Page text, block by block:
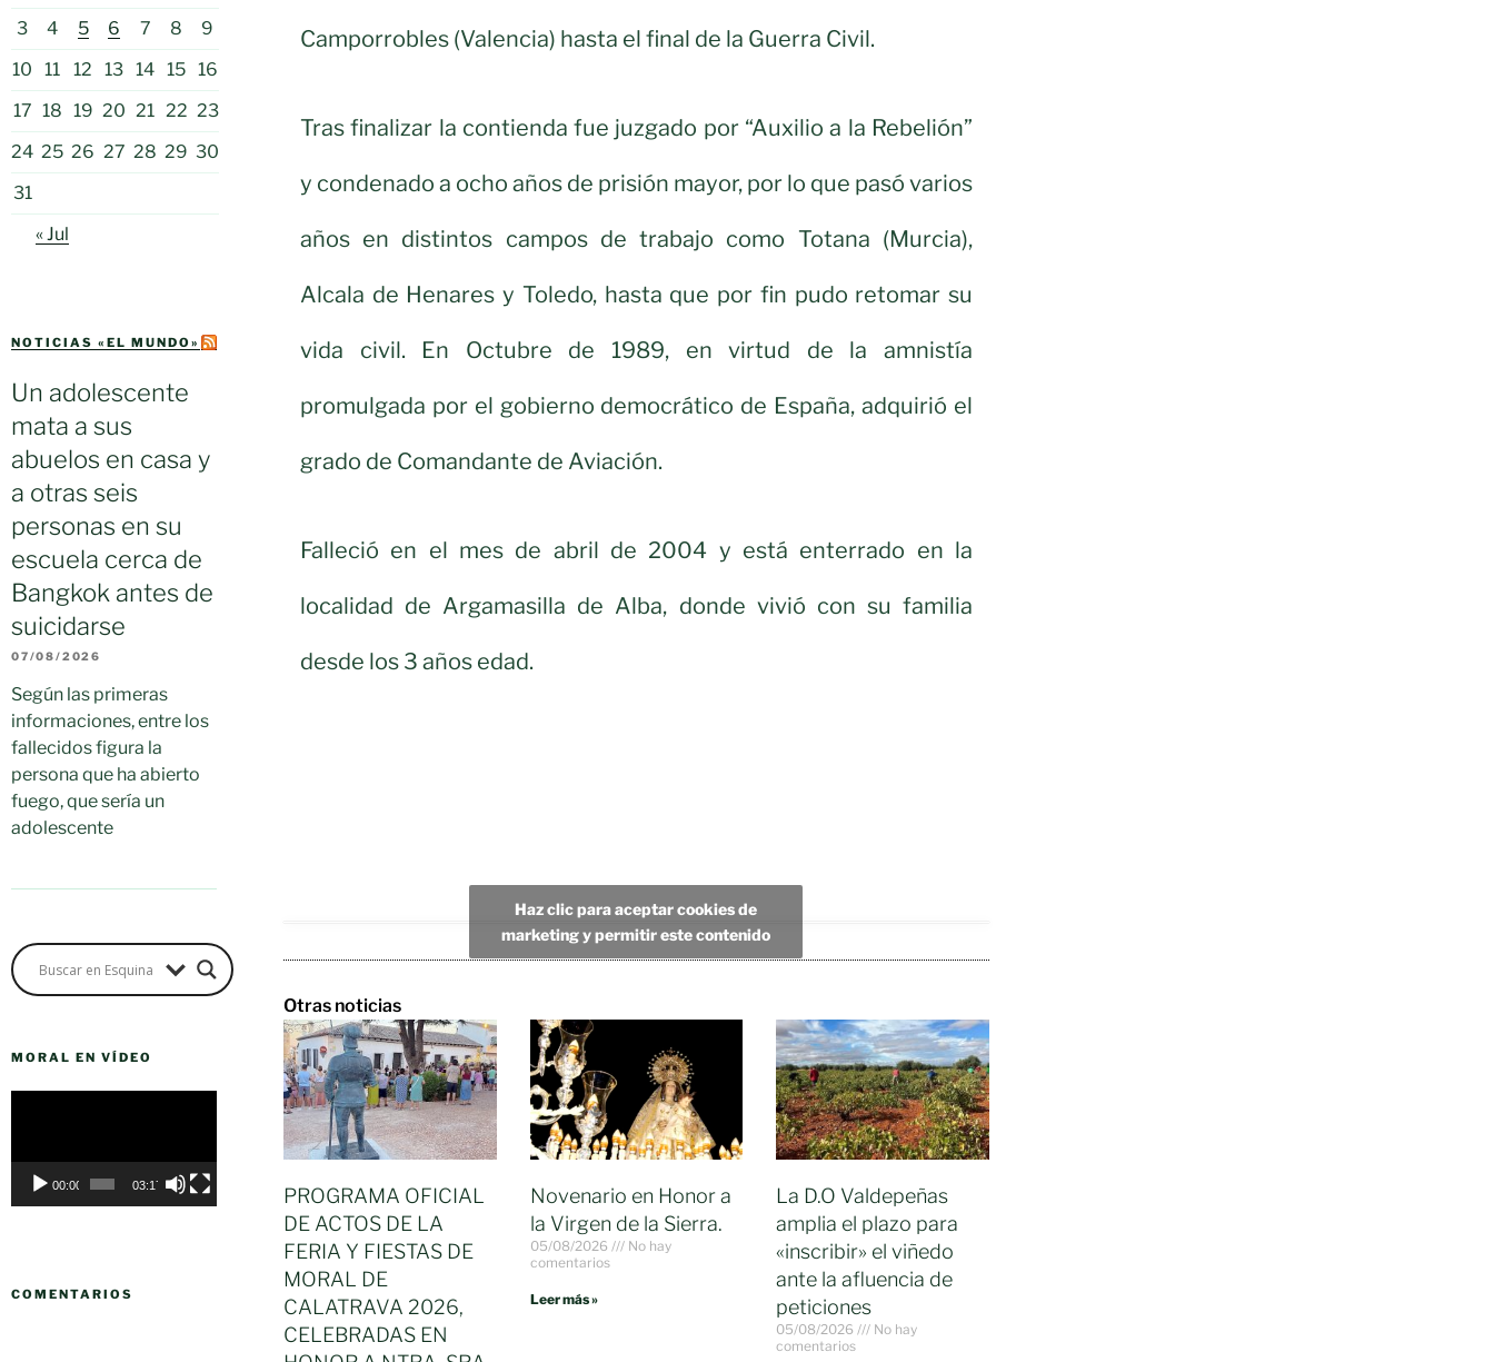
3
4 5 6 7 8
9
10
11 12 13 14 15 16
17 18 19 20 21 22 23
24 25 26 27 28 29 30
31
« Jul
NOTICIAS «EL MUNDO»
Un adolescente
mata a sus
abuelos en casa y
a otras seis
personas en su
escuela cerca de
Bangkok antes de
suicidarse
07/08/2026
Según las primeras
informaciones, entre los
fallecidos figura la
persona que ha abierto
fuego, que sería un
adolescente
MORAL EN VÍDEO
00:00 03:17
COMENTARIOS
Camporrobles (Valencia) hasta el final de la Guerra Civil.
Tras finalizar la contienda fue juzgado por “Auxilio a la Rebelión”
y condenado a ocho años de prisión mayor, por lo que pasó varios
años en distintos campos de trabajo como Totana (Murcia),
Alcala de Henares y Toledo, hasta que por fin pudo retomar su
vida civil. En Octubre de 1989, en virtud de la amnistía
promulgada por el gobierno democrático de España, adquirió el
grado de Comandante de Aviación.
Falleció en el mes de abril de 2004 y está enterrado en la
localidad de Argamasilla de Alba, donde vivió con su familia
desde los 3 años edad.
Haz clic para aceptar cookies de
marketing y permitir este contenido
Otras noticias
PROGRAMA OFICIAL
DE ACTOS DE LA
FERIA Y FIESTAS DE
MORAL DE
CALATRAVA 2026,
CELEBRADAS EN
Novenario en Honor a
la Virgen de la Sierra.
05/08/2026
No hay
comentarios
Leer más »
La D.O Valdepeñas
amplia el plazo para
«inscribir» el viñedo
ante la afluencia de
peticiones
05/08/2026
No hay
comentarios